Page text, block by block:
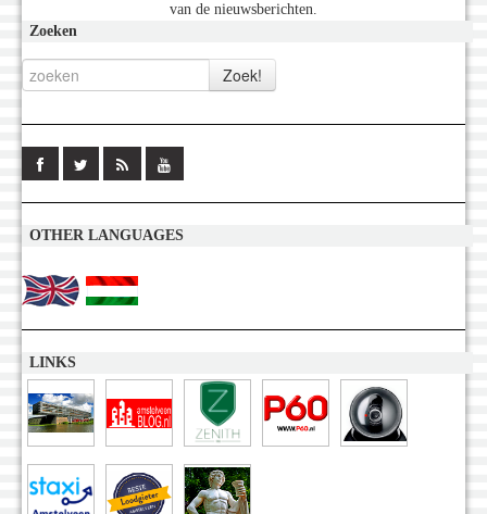
van de nieuwsberichten.
Zoeken
OTHER LANGUAGES
LINKS